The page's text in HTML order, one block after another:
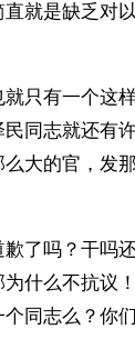
就是缺乏对
只有一个这
同志就还有
大的官，发
了吗？干吗
什么不抗议
同志么？你